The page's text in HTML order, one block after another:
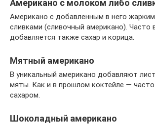
Американо с молоком либо
Американо с добавленным в него
сливками (сливочный американо). Часто
добавляется также сахар и корица.
Мятный американо
В уникальный американо добавляют
мяты. Как и в прошлом коктейле —
сахаром.
Шоколадный американо